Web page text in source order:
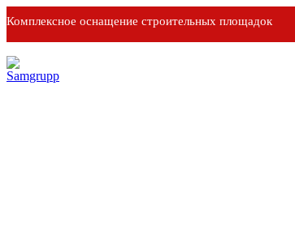
Комплексное оснащение строительных площадок